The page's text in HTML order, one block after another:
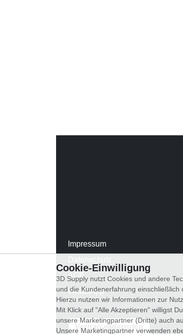
Impressum
AGB
WhatsApp
Vertrag widerrufen
Cookie-Einwilligung
3D Supply nutzt Cookies und andere
und die Kundenerfahrung
Hierzu nutzen wir Informationen zur
Mit Klick auf "Alle Akzeptieren" willigst
unsere Marketingpartner (Dritte) auch
Unsere Marketingpartner verwenden